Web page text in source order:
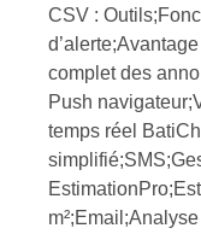
CSV :
complet des
Push
temps réel